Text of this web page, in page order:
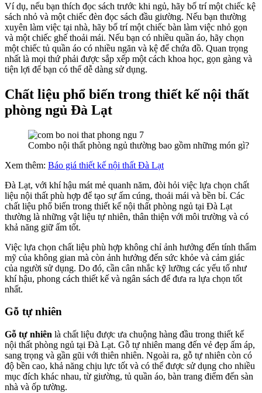
Ví dụ, nếu bạn thích đọc sách trước khi ngủ, hãy bố trí một chiếc kệ
sách nhỏ và một chiếc đèn đọc sách đầu giường. Nếu bạn thường
xuyên làm việc tại nhà, hãy bố trí một chiếc bàn làm việc nhỏ gọn
và một chiếc ghế thoải mái. Nếu bạn có nhiều quần áo, hãy chọn
một chiếc tủ quần áo có nhiều ngăn và kệ để chứa đồ. Quan trọng
nhất là mọi thứ phải được sắp xếp một cách khoa học, gọn gàng và
tiện lợi để bạn có thể dễ dàng sử dụng.
Chất liệu phổ biến trong thiết kế nội thất
phòng ngủ Đà Lạt
Combo nội thất phòng ngủ thường bao gồm những món gì?
Xem thêm: Báo giá thiết kế nội thất Đà Lạt
Đà Lạt, với khí hậu mát mẻ quanh năm, đòi hỏi việc lựa chọn chất
liệu nội thất phù hợp để tạo sự ấm cúng, thoải mái và bền bỉ. Các
chất liệu phổ biến trong thiết kế nội thất phòng ngủ tại Đà Lạt
thường là những vật liệu tự nhiên, thân thiện với môi trường và có
khả năng giữ ấm tốt.
Việc lựa chọn chất liệu phù hợp không chỉ ảnh hưởng đến tính thẩm
mỹ của không gian mà còn ảnh hưởng đến sức khỏe và cảm giác
của người sử dụng. Do đó, cần cân nhắc kỹ lưỡng các yếu tố như
khí hậu, phong cách thiết kế và ngân sách để đưa ra lựa chọn tốt
nhất.
Gỗ tự nhiên
Gỗ tự nhiên là chất liệu được ưa chuộng hàng đầu trong thiết kế
nội thất phòng ngủ tại Đà Lạt. Gỗ tự nhiên mang đến vẻ đẹp ấm áp,
sang trọng và gần gũi với thiên nhiên. Ngoài ra, gỗ tự nhiên còn có
độ bền cao, khả năng chịu lực tốt và có thể được sử dụng cho nhiều
mục đích khác nhau, từ giường, tủ quần áo, bàn trang điểm đến sàn
nhà và ốp tường.